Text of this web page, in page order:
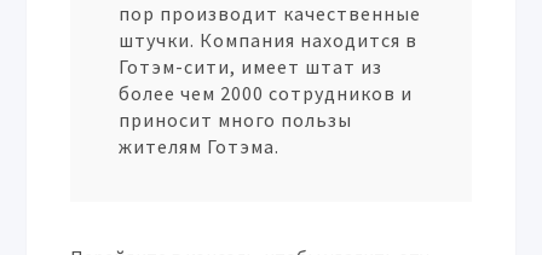
пор производит качественные
штучки. Компания находится в
Готэм-сити, имеет штат из
более чем 2000 сотрудников и
приносит много пользы
жителям Готэма.